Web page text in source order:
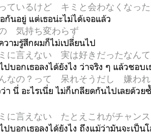
ているけど キミと会わなくなった
กันอยู่ แต่เธอน่ะไม่ได้เจอแล้ว
気持ち変わらず
วามรู้สึกผมก็ไม่เปลี่ยนไป
に言えない 実は好きだったなんて
ปบอกเธอลงได้ยังไง ว่าจริง ๆ แล้วชอบ
なの？って 呆れそうだし 嫌われ
า นี่ อะไรเนี่ย ไม่ก็เกลียดกันไปเลยด้วย
に言えない たとえこれがチャンス
ปบอกเธอลงได้ยังไง ถึงแม้ว่ามันจะเป็น